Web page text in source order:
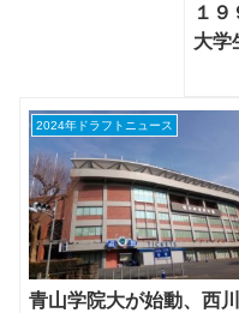
１
大学
ト
2024年ドラフトニュース
青山学院大が始動、西川